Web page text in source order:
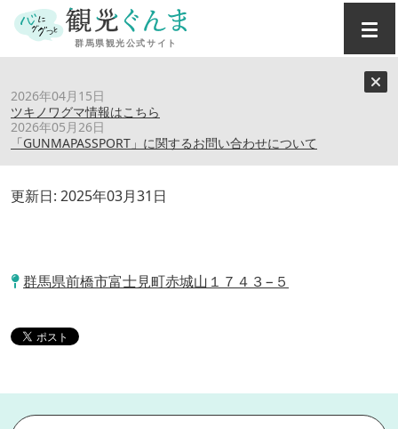
2026年04月15日
ツキノワグマ情報はこちら
2026年05月26日
「GUNMAPASSPORT」に関するお問い合わせについて
赤城アウトドアベース AFCN
更新日: 2025年03月31日
群馬県前橋市富士見町赤城山１７４３−５